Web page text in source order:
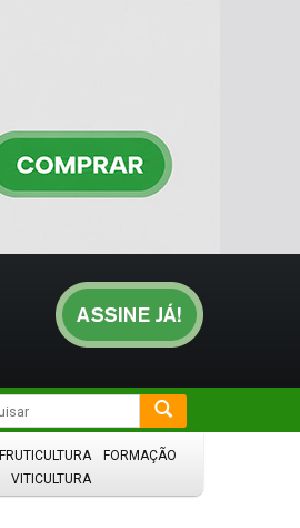
FRUTICULTURA
FORMAÇÃO
VITICULTURA